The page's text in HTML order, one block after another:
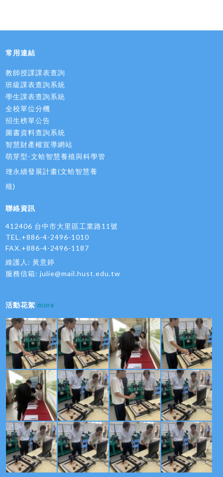
常用連結
教師授課課表查詢
班級課表查詢系統
學生課表查詢系統
全校單位分機
招生榜單公告
圖書資料查詢系統
智慧財產權宣導網站
萌芽型-文蛤智慧養殖與科學管
理永續發展計畫(文蛤智慧養
殖)
聯絡資訊
412406 台中市大里區工業路11號
TEL.+886-4-2496-1010
FAX.+886-4-2496-1187
維護人: 黃意婷
服務信箱:julie@mail.hust.edu.tw
活動花絮 more